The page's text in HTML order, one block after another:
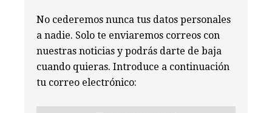
No cederemos nunca tus datos personales
a nadie. Solo te enviaremos correos con
nuestras noticias y podrás darte de baja
cuando quieras. Introduce a continuación
tu correo electrónico: